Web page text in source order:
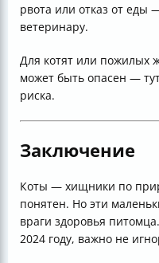
рвота или отказ от еды
ветеринару.
Для котят или пожилых
может быть опасен —
риска.
Заключение
Коты — хищники по
понятен. Но эти
враги здоровья
2024 году, важно не